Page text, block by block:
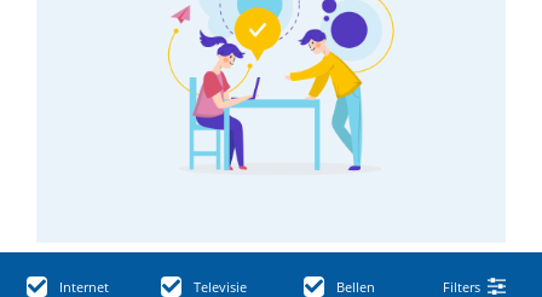
Internet Televisie Bellen Filters